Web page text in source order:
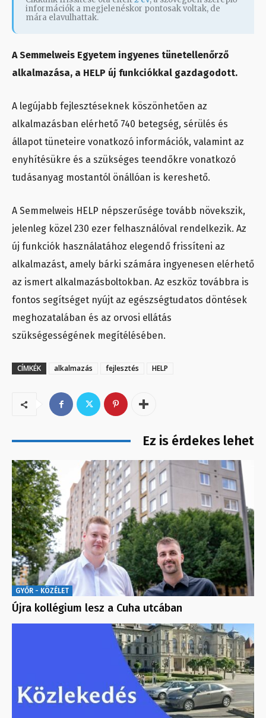
információk a megjelenéskor pontosak voltak, de
mára elavulhattak.
A Semmelweis Egyetem ingyenes tünetellenőrző
alkalmazása, a HELP új funkciókkal gazdagodott.
A legújabb fejlesztéseknek köszönhetően az
alkalmazásban elérhető 740 betegség, sérülés és
állapot tüneteire vonatkozó információk, valamint az
enyhítésükre és a szükséges teendőkre vonatkozó
tudásanyag mostantól önállóan is kereshető.
A Semmelweis HELP népszerűsége tovább növekszik,
jelenleg közel 230 ezer felhasználóval rendelkezik. Az
új funkciók használatához elegendő frissíteni az
alkalmazást, amely bárki számára ingyenesen elérhető
az ismert alkalmazásboltokban. Az eszköz továbbra is
fontos segítséget nyújt az egészségtudatos döntések
meghozatalában és az orvosi ellátás
szükségességének megítélésében.
CÍMKÉK alkalmazás fejlesztés HELP
Ez is érdekes lehet
GYŐR - KÖZÉLET
Újra kollégium lesz a Cuha utcában